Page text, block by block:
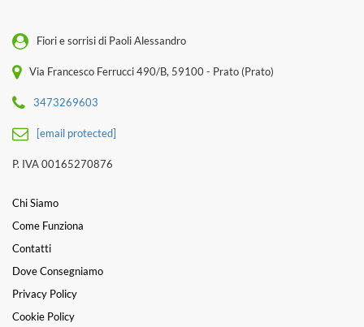
Fiori e sorrisi di Paoli Alessandro
Via Francesco Ferrucci 490/B, 59100 - Prato (Prato)
3473269603
[email protected]
P. IVA 00165270876
Chi Siamo
Come Funziona
Contatti
Dove Consegniamo
Privacy Policy
Cookie Policy